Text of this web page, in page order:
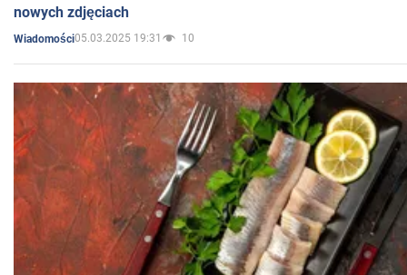
nowych zdjęciach
Wiadomości05.03.2025 19:31 10